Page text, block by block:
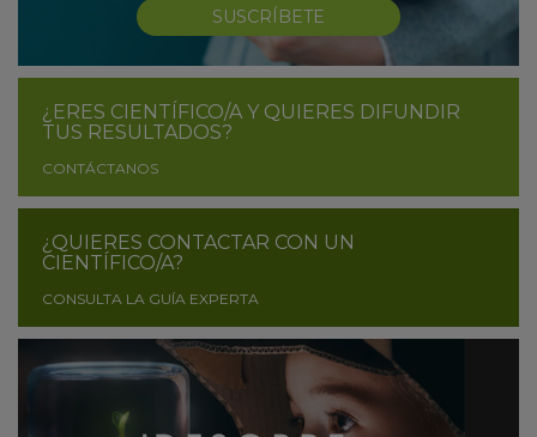
SUSCRÍBETE
¿ERES CIENTÍFICO/A Y QUIERES DIFUNDIR
TUS RESULTADOS?
CONTÁCTANOS
¿QUIERES CONTACTAR CON UN
CIENTÍFICO/A?
CONSULTA LA GUÍA EXPERTA